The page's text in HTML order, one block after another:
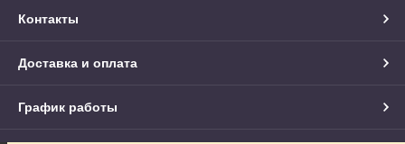
Контакты
Доставка и оплата
График работы